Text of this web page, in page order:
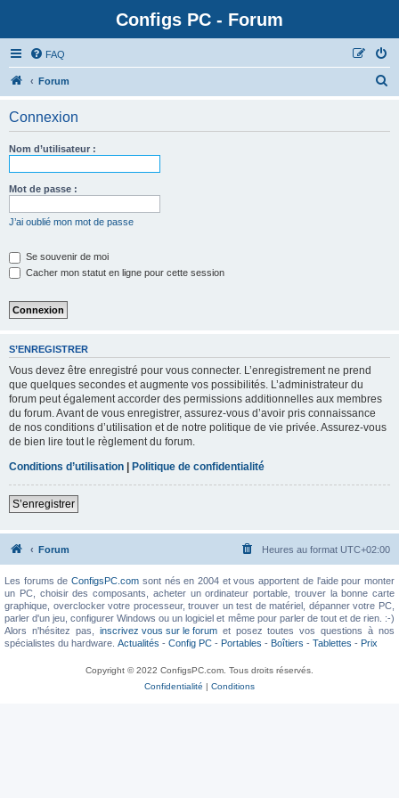
Configs PC - Forum
FAQ
Forum
Connexion
Nom d’utilisateur :
Mot de passe :
J’ai oublié mon mot de passe
Se souvenir de moi
Cacher mon statut en ligne pour cette session
S’ENREGISTRER
Vous devez être enregistré pour vous connecter. L’enregistrement ne prend
que quelques secondes et augmente vos possibilités. L’administrateur du
forum peut également accorder des permissions additionnelles aux membres
du forum. Avant de vous enregistrer, assurez-vous d’avoir pris connaissance
de nos conditions d’utilisation et de notre politique de vie privée. Assurez-vous
de bien lire tout le règlement du forum.
Conditions d’utilisation | Politique de confidentialité
S’enregistrer
Forum Heures au format UTC+02:00
Les forums deConfigsPC.com sont nés en 2004 et vous apportent de l'aide pour monter
un PC, choisir des composants, acheter un ordinateur portable, trouver la bonne carte
graphique, overclocker votre processeur, trouver un test de matériel, dépanner votre PC,
parler d'un jeu, configurer Windows ou un logiciel et même pour parler de tout et de rien. :-)
Alors n'hésitez pas, inscrivez vous sur le forumet posez toutes vos questions à nos
spécialistes du hardware. Actualités - Config PC - Portables - Boîtiers - Tablettes - Prix
Copyright © 2022 ConfigsPC.com. Tous droits réservés.
Confidentialité | Conditions